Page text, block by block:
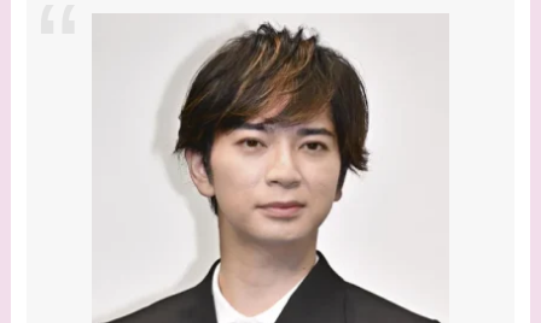
系図・家族構成は？嫁
西野七瀬との馴れ初め
や現在の活動は？
【画像】平子理沙と似
てる有名人３選！ヒア
ルロン酸で顔が変わっ
た？村井克行との関係
は？